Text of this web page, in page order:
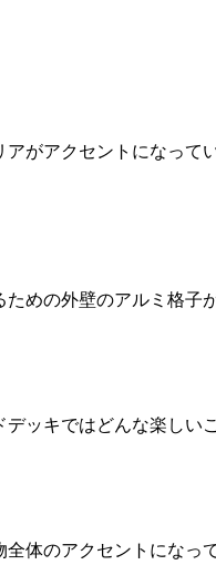
がアクセントになって
めの外壁のアルミ格子
ッキではどんな楽しい
体のアクセントになって